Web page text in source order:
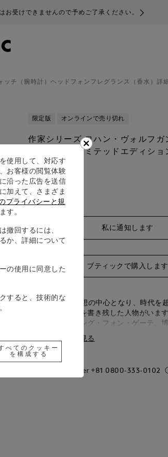
受けできませんので予めご了承ください。
ッチ（腕時計） ヘッドフォン フレグランス（香水） 詳
限定版 オンラインで売り切れ
作家シリーズ ヨハン・ヴォルフガ
ン・ゲーテ リミテッドエディショ
ール
¥ 202,400
私に通知します
ブティックで購入します
18世紀の啓蒙思想の中心となり、時代を
ことのない言葉を書き残した人物がいま
ン・ヴォルフガング・フォン・ゲーテ。
イツ文学の巨匠、法律家、閣僚、劇場監
収集家で自然科学者でもあった彼は、あ
存在であり、知と学びの限界を押し広げ
た。尽きることのない知への渇望から、
に縛られることなく広がっていきました
すべての詳細を見る
Call to order+81 0800-333-0102
使用して、対応す
お客様の閲覧体験
沿った広告を送信
加えて、さまざま
プライバシーと規
す。
撤回するには、
か、詳細について
の使用に同意した
すると、技術的な
べてのクッキー
を構成する